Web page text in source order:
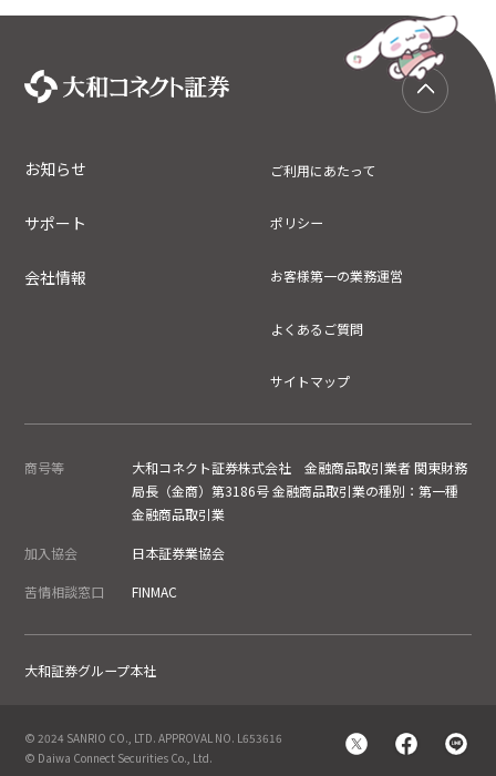
お知らせ
サポート
会社情報
ご利用にあたって
ポリシー
お客様第一の業務運営
よくあるご質問
サイトマップ
商号等
大和コネクト証券株式会社 金融商品取引業者 関東財務
局長（金商）第3186号 金融商品取引業の種別：第一種
金融商品取引業
加入協会 日本証券業協会
苦情相談窓口 FINMAC
大和証券グループ本社
© 2024 SANRIO CO., LTD. APPROVAL NO. L653616
© Daiwa Connect Securities Co., Ltd.